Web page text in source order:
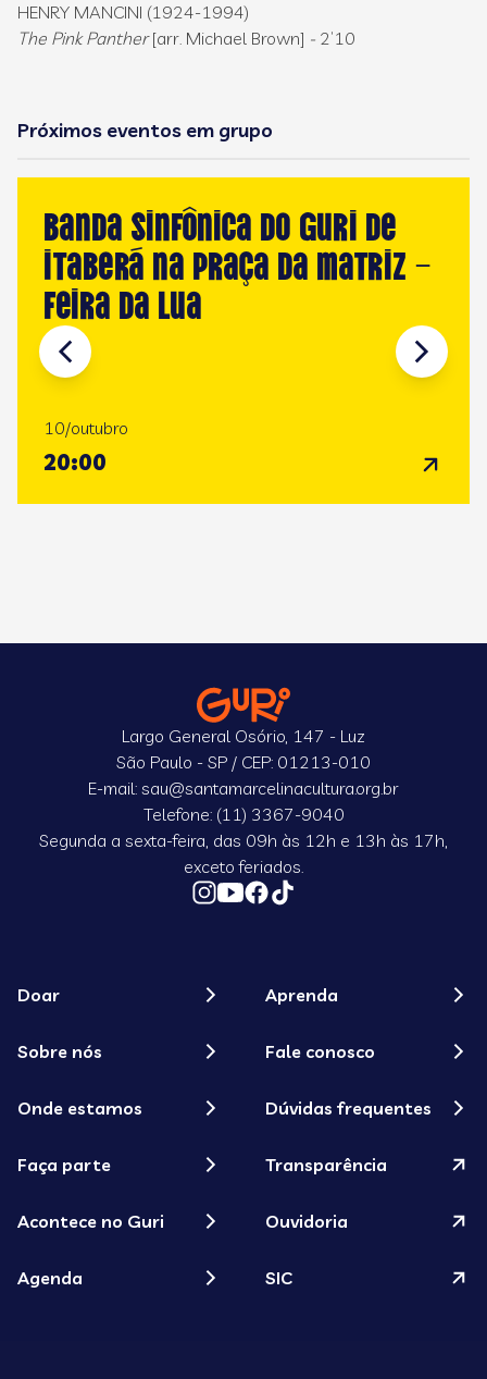
HENRY MANCINI (1924-1994)
The Pink Panther[arr. Michael Brown] - 2’10
Próximos eventos em grupo
Banda Sinfônica do GURI de
Itaberá na Praça da Matriz –
Feira da Lua
10/outubro
20:00
Largo General Osório, 147 - Luz
São Paulo - SP / CEP: 01213-010
E-mail: sau@santamarcelinacultura.org.br
Telefone: (11) 3367-9040
Segunda a sexta-feira, das 09h às 12h e 13h às 17h,
exceto feriados.
Doar
Sobre nós
Onde estamos
Faça parte
Acontece no Guri
Agenda
Aprenda
Fale conosco
Dúvidas frequentes
Transparência
Ouvidoria
SIC